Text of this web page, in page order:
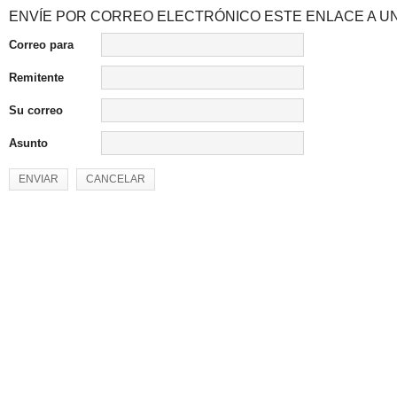
ENVÍE POR CORREO ELECTRÓNICO ESTE ENLACE A
Correo para
Remitente
Su correo
Asunto
ENVIAR CANCELAR